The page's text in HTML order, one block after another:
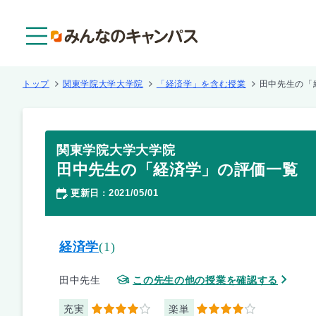
トップ 関東学院大学大学院 「経済学」を含む授業 田中先生の
関東学院大学大学院
田中先生の「経済学」の評価一覧
更新日 ： 2021/05/01
経済学(1)
田中先生 この先生の他の授業を確認する
充実 4 楽単 4